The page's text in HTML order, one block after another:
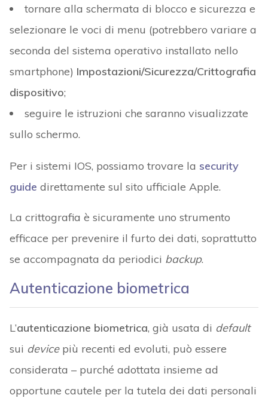
tornare alla schermata di blocco e sicurezza e
selezionare le voci di menu (potrebbero variare a
seconda del sistema operativo installato nello
smartphone) Impostazioni/Sicurezza/Crittografia
dispositivo;
seguire le istruzioni che saranno visualizzate
sullo schermo.
Per i sistemi IOS, possiamo trovare la security
guide direttamente sul sito ufficiale Apple.
La crittografia è sicuramente uno strumento
efficace per prevenire il furto dei dati, soprattutto
se accompagnata da periodici backup.
Autenticazione biometrica
L’autenticazione biometrica, già usata di default
sui devicepiù recenti ed evoluti, può essere
considerata – purché adottata insieme ad
opportune cautele per la tutela dei dati personali